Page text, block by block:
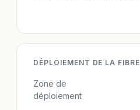
DÉPLOIEMENT DE LA FIBRE
Zone de
déploiement